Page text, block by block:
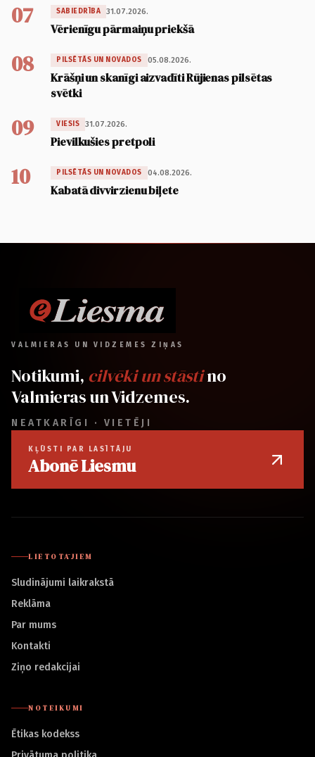
07 SABIEDRĪBA 31.07.2026.
Vērienīgu pārmaiņu priekšā
08 PILSĒTĀS UN NOVADOS 05.08.2026.
Krāšņi un skanīgi aizvadīti Rūjienas pilsētas
svētki
09 VIESIS 31.07.2026.
Pievilkušies pretpoli
10 PILSĒTĀS UN NOVADOS 04.08.2026.
Kabatā divvirzienu biļete
VALMIERAS UN VIDZEMES ZIŅAS
Notikumi, cilvēki un stāstino
Valmieras un Vidzemes.
NEATKARĪGI · VIETĒJI
KĻŪSTI PAR LASĪTĀJU
Abonē Liesmu
LIETOTĀJIEM
Sludinājumi laikrakstā
Reklāma
Par mums
Kontakti
Ziņo redakcijai
NOTEIKUMI
Ētikas kodekss